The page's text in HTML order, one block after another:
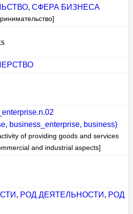
,СФЕРА БИЗНЕСА
business_enterprise, business)
of providing goods and services
and industrial aspects]
, РОД ДЕЯТЕЛЬНОСТИ , РОД